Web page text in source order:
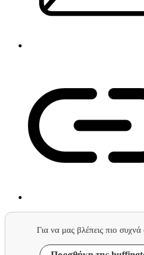
Για να μας βλέπεις πιο